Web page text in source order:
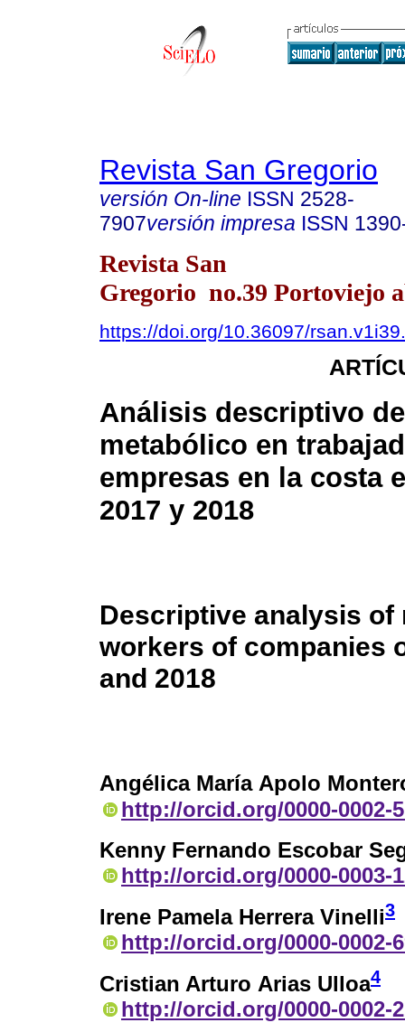
Revista San Gregorio
versión On-line ISSN 2528-
7907versión impresa ISSN
Revista San
Gregorio no.39 Portoviejo
https://doi.org/10.36097/
Análisis descriptivo
metabólico en
empresas en la costa
2017 y 2018
Descriptive analysis
workers of companies
and 2018
Angélica María Apolo
http://orcid.org/0000-0002-
Kenny Fernando Escobar
http://orcid.org/0000-0003-
Irene Pamela Herrera Vinelli3
http://orcid.org/0000-0002-
Cristian Arturo Arias Ulloa4
http://orcid.org/0000-0002-